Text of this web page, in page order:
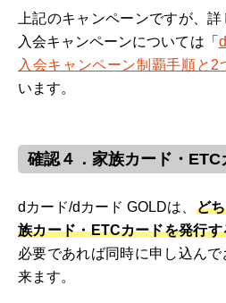
上記のキャンペーンですが、
入会キャンペーンについては「
入会キャンペーン制覇手順と2
います。
確認４．家族カード・
dカード/dカード GOLDは、 ど
族カード・ETCカードを発行
必要であれば同時に申し込ん
来ます。